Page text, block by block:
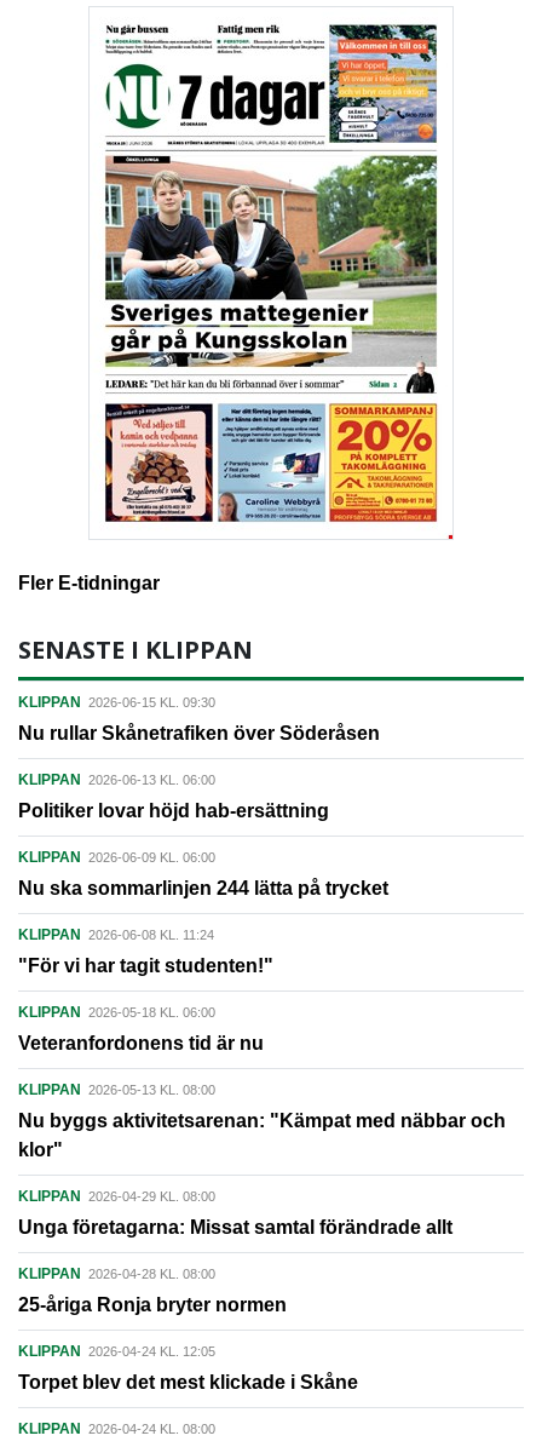
Fler E-tidningar
SENASTE I KLIPPAN
KLIPPAN 2026-06-15 KL. 09:30
Nu rullar Skånetrafiken över Söderåsen
KLIPPAN 2026-06-13 KL. 06:00
Politiker lovar höjd hab-ersättning
KLIPPAN 2026-06-09 KL. 06:00
Nu ska sommarlinjen 244 lätta på trycket
KLIPPAN 2026-06-08 KL. 11:24
"För vi har tagit studenten!"
KLIPPAN 2026-05-18 KL. 06:00
Veteranfordonens tid är nu
KLIPPAN 2026-05-13 KL. 08:00
Nu byggs aktivitetsarenan: "Kämpat med näbbar och
klor"
KLIPPAN 2026-04-29 KL. 08:00
Unga företagarna: Missat samtal förändrade allt
KLIPPAN 2026-04-28 KL. 08:00
25-åriga Ronja bryter normen
KLIPPAN 2026-04-24 KL. 12:05
Torpet blev det mest klickade i Skåne
KLIPPAN 2026-04-24 KL. 08:00